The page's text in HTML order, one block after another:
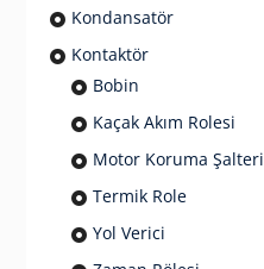
Kondansatör
Kontaktör
Bobin
Kaçak Akım Rolesi
Motor Koruma Şalteri
Termik Role
Yol Verici